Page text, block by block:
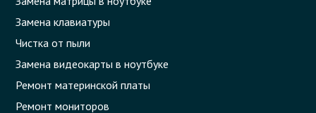
Замена клавиатуры
Чистка от пыли
Замена видеокарты в ноутбуке
Ремонт материнской платы
Ремонт мониторов